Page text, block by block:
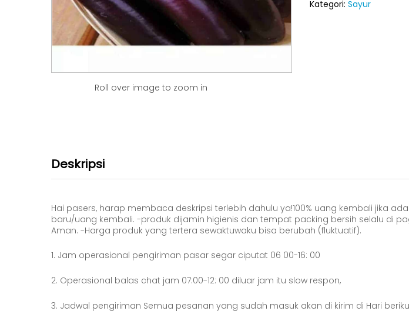
Roll over image to zoom in
Kategori: Sayur
Deskripsi
Hai pasers, harap membaca deskripsi terlebih dahulu ya!100% uang kembali jika
baru/uang kembali. -produk dijamin higienis dan tempat packing bersih selalu di
Aman. -Harga produk yang tertera sewaktuwaku bisa berubah (fluktuatif).
1. Jam operasional pengiriman pasar segar ciputat 06 00-16: 00
2. Operasional balas chat jam 07:00-12: 00 diluar jam itu slow respon,
3. Jadwal pengiriman Semua pesanan yang sudah masuk akan di kirim di Hari